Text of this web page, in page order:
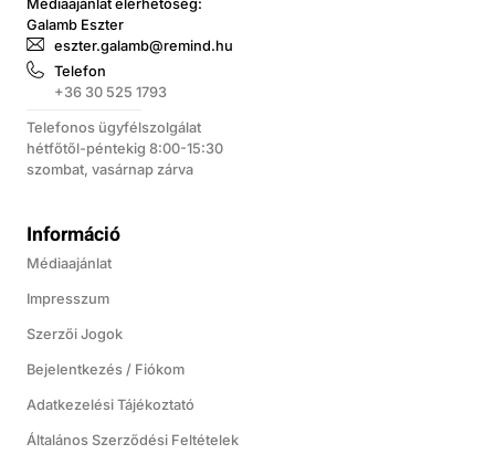
Médiaajánlat elérhetőség:
Galamb Eszter
eszter.galamb@remind.hu
Telefon
+36 30 525 1793
Telefonos ügyfélszolgálat
hétfőtől-péntekig 8:00-15:30
szombat, vasárnap zárva
Információ
Médiaajánlat
Impresszum
Szerzői Jogok
Bejelentkezés / Fiókom
Adatkezelési Tájékoztató
Általános Szerződési Feltételek